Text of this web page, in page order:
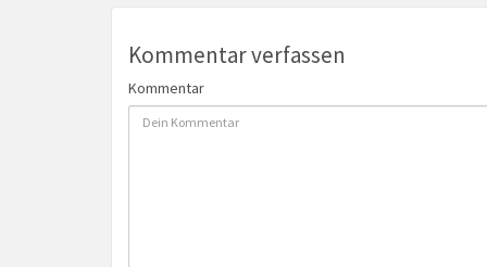
Kommentar verfassen
Kommentar